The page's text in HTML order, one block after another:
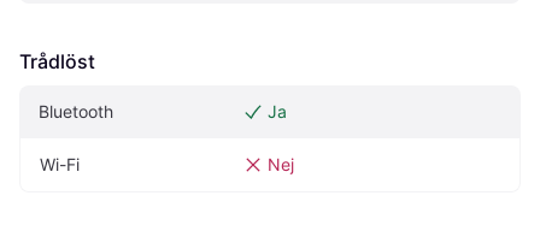
Trådlöst
Bluetooth Ja
Wi-Fi Nej